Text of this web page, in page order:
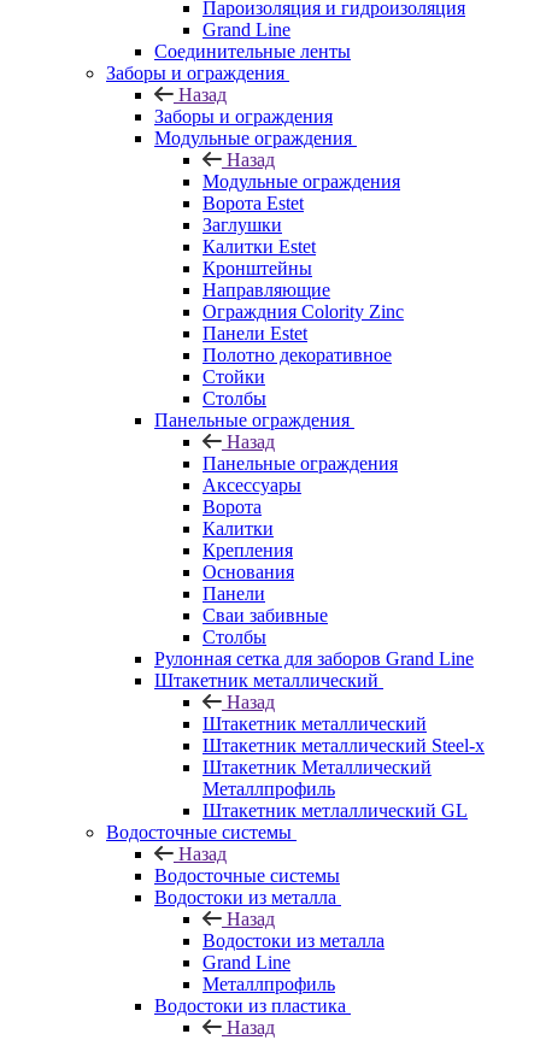
Пароизоляция и гидроизоляция
Grand Line
Соединительные ленты
Заборы и ограждения
Назад
Заборы и ограждения
Модульные ограждения
Назад
Модульные ограждения
Ворота Estet
Заглушки
Калитки Estet
Кронштейны
Направляющие
Ограждния Colority Zinc
Панели Estet
Полотно декоративное
Стойки
Столбы
Панельные ограждения
Назад
Панельные ограждения
Аксессуары
Ворота
Калитки
Крепления
Основания
Панели
Сваи забивные
Столбы
Рулонная сетка для заборов Grand Line
Штакетник металлический
Назад
Штакетник металлический
Штакетник металлический Steel-x
Штакетник Металлический
Металлпрофиль
Штакетник метлаллический GL
Водосточные системы
Назад
Водосточные системы
Водостоки из металла
Назад
Водостоки из металла
Grand Line
Металлпрофиль
Водостоки из пластика
Назад